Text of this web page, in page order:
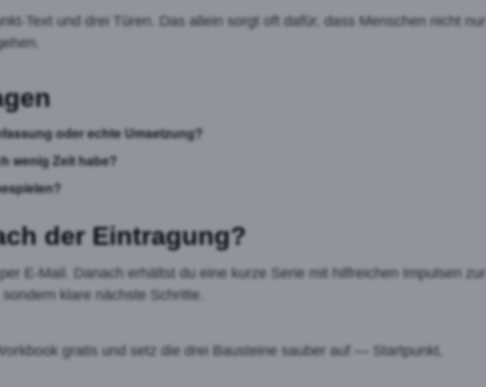
Text und drei Türen. Das allein sorgt oft dafür, dass Menschen nicht nur
oder echte Umsetzung?
wenig Zeit habe?
der Eintragung?
E-Mail. Danach erhältst du eine kurze Serie mit hilfreichen Impulsen zur
klare nächste Schritte.
gratis und setz die drei Bausteine sauber auf — Startpunkt,